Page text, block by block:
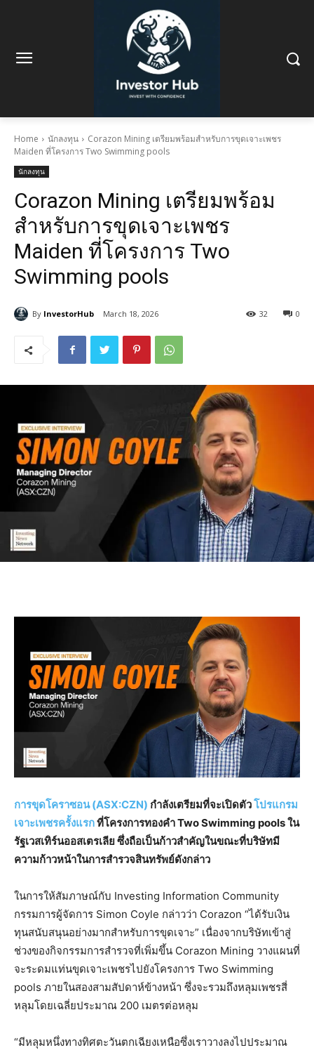
Home นักลงทุน
Corazon Mining เตรียมพร้อมสำหรับการขุดเจาะเพชร
Maiden ที่โครงการ Two Swimming pools
นักลงทุน
Corazon Mining เตรียมพร้อม
สำหรับการขุดเจาะเพชร
Maiden ที่โครงการ Two
Swimming pools
By InvestorHub March 18, 2026 0
32
การขุดโคราซอน (ASX:CZN) กำลังเตรียมที่จะเปิดตัวโปรแกรม
เจาะเพชรครั้งแรกที่โครงการทองคำ Two Swimming pools ใน
รัฐเวสเทิร์นออสเตรเลีย ซึ่งถือเป็นก้าวสำคัญในขณะที่บริษัทมี
ความก้าวหน้าในการสำรวจสินทรัพย์ดังกล่าว
ในการให้สัมภาษณ์กับ Investing Information Community
กรรมการผู้จัดการ Simon Coyle กล่าวว่า Corazon “ได้รับเงิน
ทุนสนับสนุนอย่างมากสำหรับการขุดเจาะ” เนื่องจากบริษัทเข้าสู่
ช่วงของกิจกรรมการสำรวจที่เพิ่มขึ้น Corazon Mining วางแผนที่
จะระดมแท่นขุดเจาะเพชรไปยังโครงการ Two Swimming
pools ภายในสองสามสัปดาห์ข้างหน้า ซึ่งจะรวมถึงหลุมเพชรสี่
หลุมโดยเฉลี่ยประมาณ 200 เมตรต่อหลุม
“มีหลุมหนึ่งทางทิศตะวันตกเฉียงเหนือซึ่งเราวางลงไปประมาณ